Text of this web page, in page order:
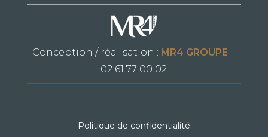
Conception / réalisation : MR4 GROUPE –
02 61 77 00 02
Politique de confidentialité